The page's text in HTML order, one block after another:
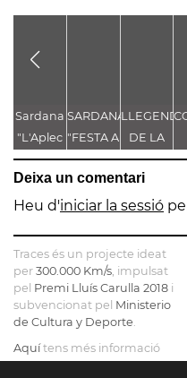
Sardana
"L'Aplec
d'Artés"
SARDANA
"FESTA A
CASTELLET"
LLEGENDA
DE LA
TROBALLA
DE LA
MARE
CASTELLET
Deixa un comentari
Heu d'iniciar la sessió
Traces és un projecte ideat
per 300.000 Km/s , impulsat
pel Premi Lluís Carulla 2018 i
subvencionat pel Ministerio
de Cultura y Deporte
Aquítens més informació
sobre el projecte